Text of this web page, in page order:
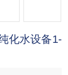
化水设备1-